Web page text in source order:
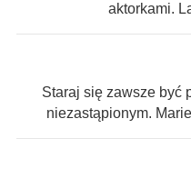
aktorkami.
Staraj się zawsze być
niezastąpionym.